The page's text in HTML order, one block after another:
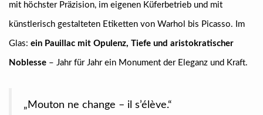
mit höchster Präzision, im eigenen Küferbetrieb und mit
künstlerisch gestalteten Etiketten von Warhol bis Picasso. Im
Glas: ein Pauillac mit Opulenz, Tiefe und aristokratischer
Noblesse – Jahr für Jahr ein Monument der Eleganz und Kraft.
„Mouton ne change – il s’élève.“